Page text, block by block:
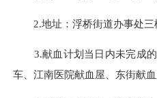
2.地址：浮桥街道办事处三
3.献血计划当日内未完成的
车、江南医院献血屋、东街献